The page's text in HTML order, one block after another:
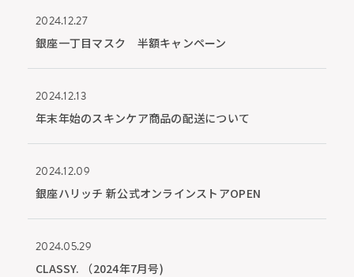
2024.12.27
銀座一丁目マスク 半額キャンペーン
2024.12.13
年末年始のスキンケア商品の配送について
2024.12.09
銀座ハリッチ 新公式オンラインストアOPEN
2024.05.29
CLASSY. （2024年7月号)